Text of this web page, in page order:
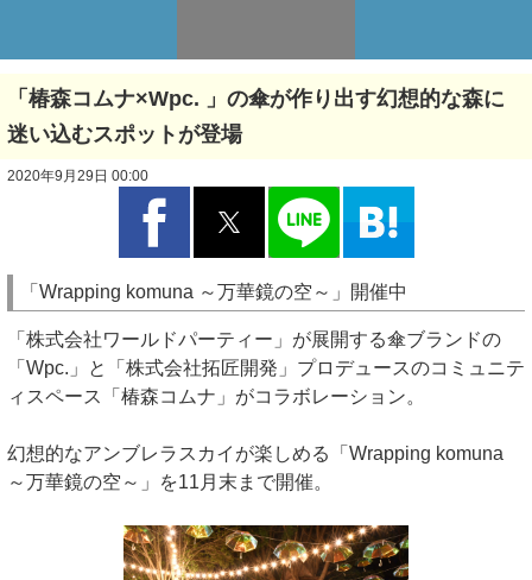
「椿森コムナ×Wpc. 」の傘が作り出す幻想的な森に
迷い込むスポットが登場
2020年9月29日 00:00
「Wrapping komuna ～万華鏡の空～」開催中
「株式会社ワールドパーティー」が展開する傘ブランドの
「Wpc.」と「株式会社拓匠開発」プロデュースのコミュニテ
ィスペース「椿森コムナ」がコラボレーション。
幻想的なアンブレラスカイが楽しめる「Wrapping komuna
～万華鏡の空～」を11月末まで開催。